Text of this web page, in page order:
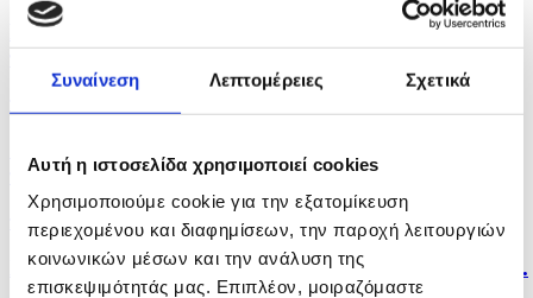
Συναίνεση Λεπτομέρειες Σχετικά
Αυτή η ιστοσελίδα χρησιμοποιεί cookies
Χρησιμοποιούμε cookie για την εξατομίκευση
περιεχομένου και διαφημίσεων, την παροχή λειτουργιών
κοινωνικών μέσων και την ανάλυση της
επισκεψιμότητάς μας. Επιπλέον, μοιραζόμαστε
Κάτω από τα $82 η τιμή του πετρελαίου Μπρεντ,
παρά την...
την...
Χρυσό μετάλλιο στο ΣΚΗΤ για τον Α. Ποντίκη στο...